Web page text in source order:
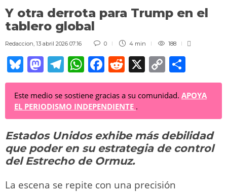
Y otra derrota para Trump en el
tablero global
Redaccion 13 abril 2026 07:16 0 4 min 188
Bl
u
e
sk
y
M
a
st
o
d
o
n
T
el
e
gr
a
m
W
h
at
s
A
p
p
F
a
c
e
b
o
o
k
R
e
d
di
t
X C
o
p
Li
n
o
m
ar
tir
Este medio se sostiene gracias a su comunidad. APOYA
EL PERIODISMO INDEPENDIENTE .
Estados Unidos exhibe más debilidad
que poder en su estrategia de control
del Estrecho de Ormuz.
La escena se repite con una precisión